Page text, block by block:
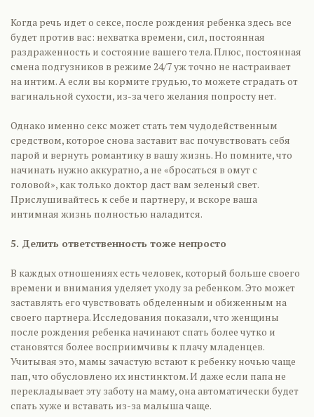
Когда речь идет о сексе, после рождения ребенка здесь все
будет против вас: нехватка времени, сил, постоянная
раздраженность и состояние вашего тела. Плюс, постоянная
смена подгузников в режиме 24/7 уж точно не настраивает
на интим. А если вы кормите грудью, то можете страдать от
вагинальной сухости, из-за чего желания попросту нет.
Однако именно секс может стать тем чудодейственным
средством, которое снова заставит вас почувствовать себя
парой и вернуть романтику в вашу жизнь. Но помните, что
начинать нужно аккуратно, а не «бросаться в омут с
головой», как только доктор даст вам зеленый свет.
Прислушивайтесь к себе и партнеру, и вскоре ваша
интимная жизнь полностью наладится.
5. Делить ответственность тоже непросто
В каждых отношениях есть человек, который больше своего
времени и внимания уделяет уходу за ребенком. Это может
заставлять его чувствовать обделенным и обиженным на
своего партнера. Исследования показали, что женщины
после рождения ребенка начинают спать более чутко и
становятся более восприимчивы к плачу младенцев.
Учитывая это, мамы зачастую встают к ребенку ночью чаще
пап, что обусловлено их инстинктом. И даже если папа не
перекладывает эту заботу на маму, она автоматически будет
спать хуже и вставать из-за малыша чаще.